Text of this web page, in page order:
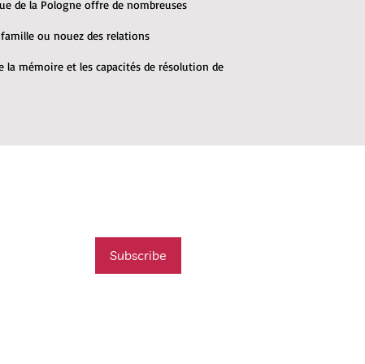
de la Pologne offre de nombreuses
ou nouez des relations
mémoire et les capacités de résolution de
Subscribe